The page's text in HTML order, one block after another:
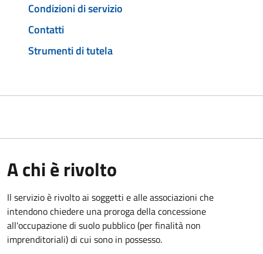
Condizioni di servizio
Contatti
Strumenti di tutela
A chi è rivolto
Il servizio è rivolto ai soggetti e alle associazioni che
intendono chiedere una proroga della concessione
all'occupazione di suolo pubblico (per finalità non
imprenditoriali) di cui sono in possesso.